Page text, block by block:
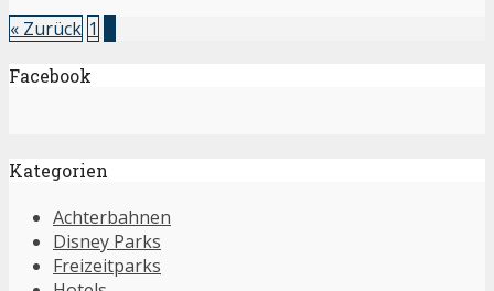
« Zurück 1
Facebook
Kategorien
Achterbahnen
Disney Parks
Freizeitparks